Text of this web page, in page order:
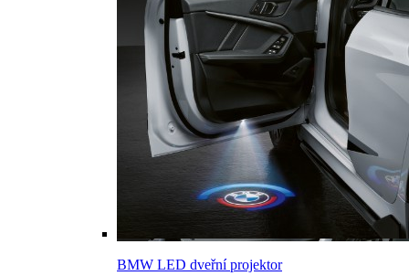
BMW LED dveřní projektor